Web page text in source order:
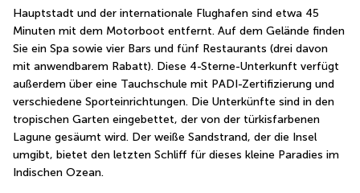
Hauptstadt und der internationale Flughafen sind etwa 45
Minuten mit dem Motorboot entfernt. Auf dem Gelände finden
Sie ein Spa sowie vier Bars und fünf Restaurants (drei davon
mit anwendbarem Rabatt). Diese 4-Sterne-Unterkunft verfügt
außerdem über eine Tauchschule mit PADI-Zertifizierung und
verschiedene Sporteinrichtungen. Die Unterkünfte sind in den
tropischen Garten eingebettet, der von der türkisfarbenen
Lagune gesäumt wird. Der weiße Sandstrand, der die Insel
umgibt, bietet den letzten Schliff für dieses kleine Paradies im
Indischen Ozean.